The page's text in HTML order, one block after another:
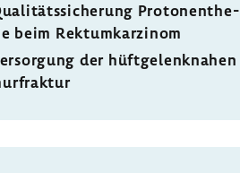
Proto­nen­the­
beim Rekt­um­kar­zinom
der hüft­ge­lenk­nahen